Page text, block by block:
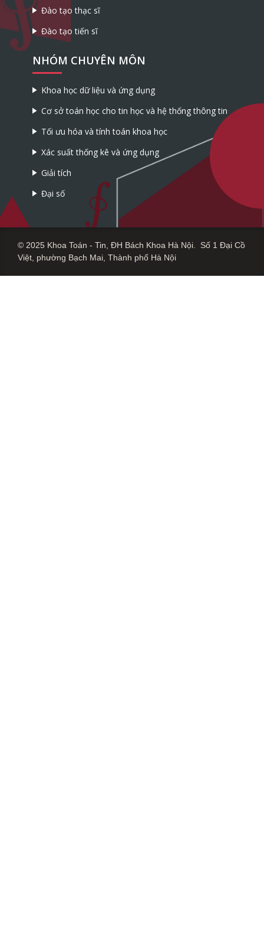
Đào tạo thạc sĩ
Đào tạo tiến sĩ
NHÓM CHUYÊN MÔN
Khoa học dữ liệu và ứng dụng
Cơ sở toán học cho tin học và hệ thống thông tin
Tối ưu hóa và tính toán khoa học
Xác suất thống kê và ứng dụng
Giải tích
Đại số
© 2025 Khoa Toán - Tin, ĐH Bách Khoa Hà Nội. Số 1 Đại Cồ
Việt, phường Bạch Mai, Thành phố Hà Nội